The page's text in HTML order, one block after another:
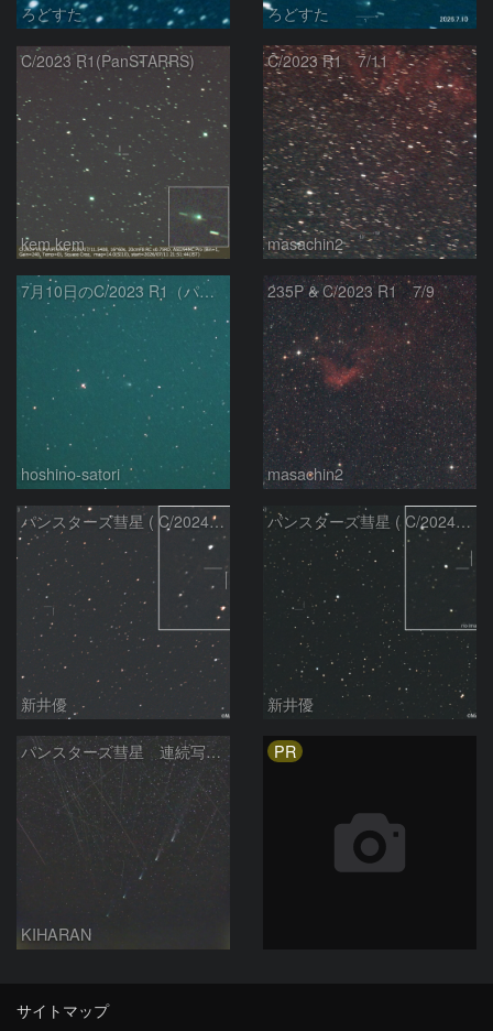
ろどすた ろどすた
C/2023 R1(PanSTARRS)
kem.kem
C/2023 R1 7/11
masachin2
7月10日のC/2023 R1（パンスターズ彗星）
hoshino-satori
235P & C/2023 R1 7/9
masachin2
パンスターズ彗星 ( C/2024R4 )：2026/06/28
新井優
パンスターズ彗星 ( C/2024G4 )の予報位置：2026/06/23
新井優
パンスターズ彗星 連続写真 再処理
KIHARAN
PR
サイトマップ